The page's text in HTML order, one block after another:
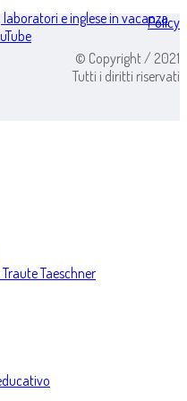
e inglese in vacanza
Taeschner
Policy
© Copyright / 2021
Tutti i diritti riservati